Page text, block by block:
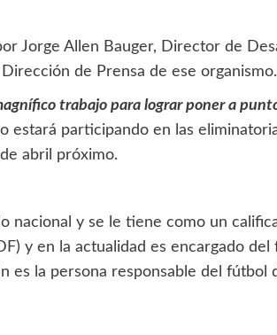
Jorge Allen Bauger, Director de
de Prensa de ese organismo.
trabajo para lograr poner a
estará participando en las
abril próximo.
nacional y se le tiene como un
y en la actualidad es encargado
es la persona responsable del fútbol